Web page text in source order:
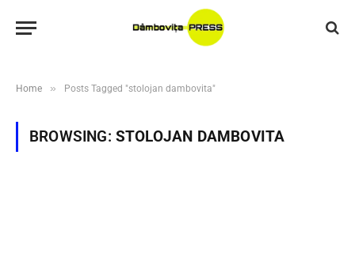
Home » Posts Tagged "stolojan dambovita"
BROWSING: STOLOJAN DAMBOVITA